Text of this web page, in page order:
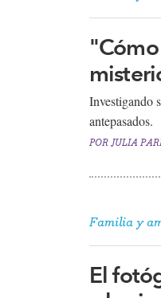
Investigando
antepasados.
POR JULIA
Familia y
El